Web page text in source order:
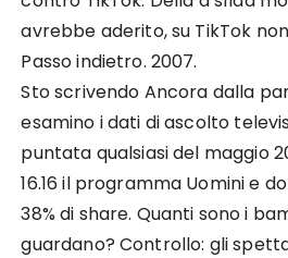
avrebbe aderito, su TikTok
Passo indietro. 2007.
Sto scrivendo Ancora dalla
esamino i dati di ascolto
puntata qualsiasi del maggio
16.16 il programma Uomini e
38% di share. Quanti sono i
guardano? Controllo: gli